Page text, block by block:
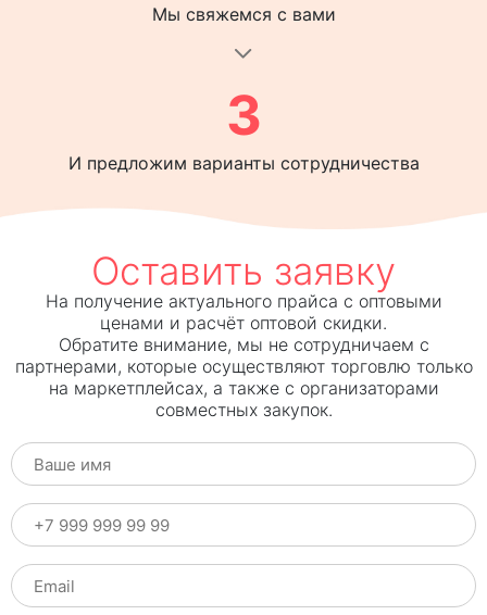
Мы свяжемся с вами
3
И предложим варианты сотрудничества
Оставить заявку
На получение актуального прайса с оптовыми
ценами и расчёт оптовой скидки.
Обратите внимание, мы не сотрудничаем с
партнерами, которые осуществляют торговлю только
на маркетплейсах, а также с организаторами
совместных закупок.